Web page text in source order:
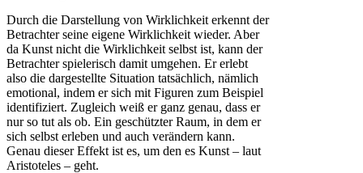
Durch die Darstellung von Wirklichkeit erkennt der
Betrachter seine eigene Wirklichkeit wieder. Aber
da Kunst nicht die Wirklichkeit selbst ist, kann der
Betrachter spielerisch damit umgehen. Er erlebt
also die dargestellte Situation tatsächlich, nämlich
emotional, indem er sich mit Figuren zum Beispiel
identifiziert. Zugleich weiß er ganz genau, dass er
nur so tut als ob. Ein geschützter Raum, in dem er
sich selbst erleben und auch verändern kann.
Genau dieser Effekt ist es, um den es Kunst – laut
Aristoteles – geht.